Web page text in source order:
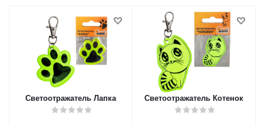
Светоотражатель Лапка Светоотражатель Котенок